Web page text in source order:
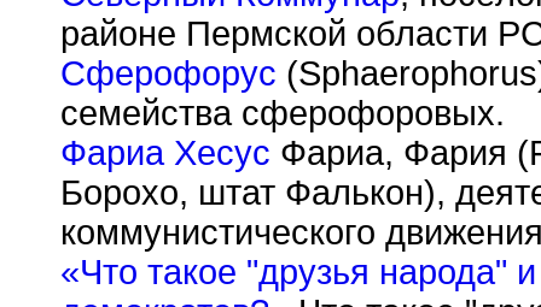
районе Пермской области
Сферофорус
семейства сферофоровых.
Фариа Хесус Фариа, Фария
Борохо, штат Фалькон),
коммунистического
«Что такое "друзья народа"